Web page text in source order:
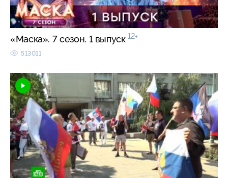
«Маска». 7 сезон. 1 выпуск 12+
513011